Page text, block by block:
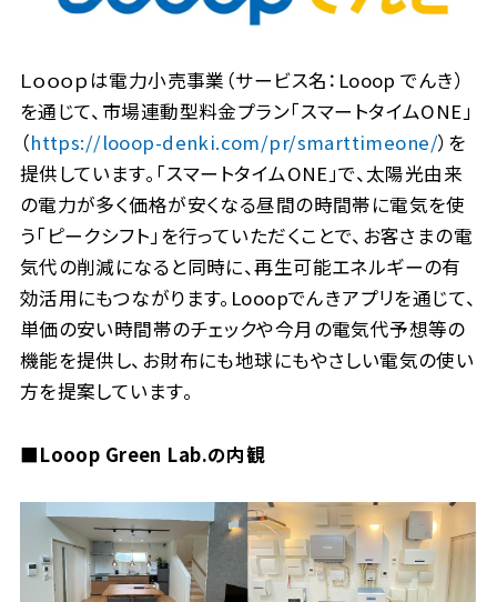
Ｌｏｏｏｐは電力小売事業（サービス名：Looop でんき）
を通じて、市場連動型料金プラン「スマートタイムONE」
（https://looop-denki.com/pr/smarttimeone/）を
提供しています。「スマートタイムONE」で、太陽光由来
の電力が多く価格が安くなる昼間の時間帯に電気を使
う「ピークシフト」を行っていただくことで、お客さまの電
気代の削減になると同時に、再生可能エネルギーの有
効活用にもつながります。Looopでんきアプリを通じて、
単価の安い時間帯のチェックや今月の電気代予想等の
機能を提供し、お財布にも地球にもやさしい電気の使い
方を提案しています。
■Looop Green Lab.の内観